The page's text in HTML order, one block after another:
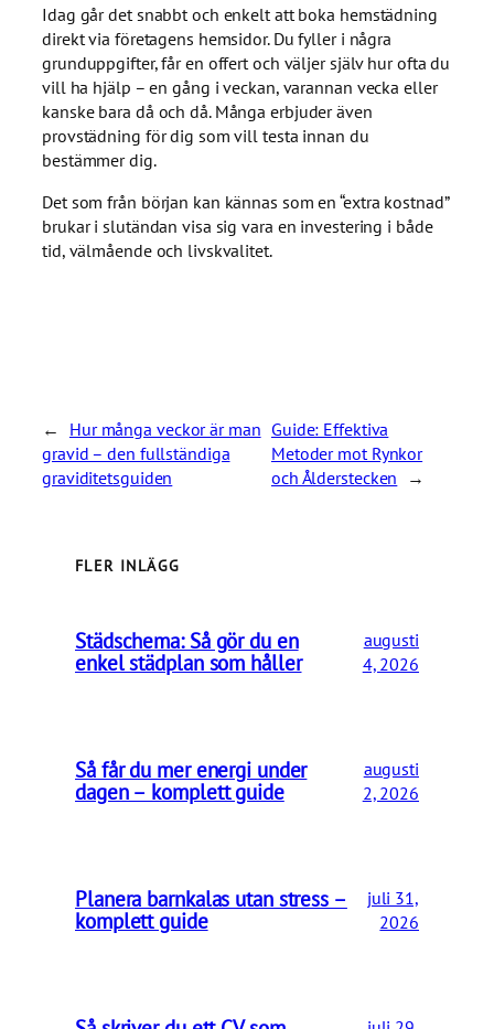
Idag går det snabbt och enkelt att boka hemstädning
direkt via företagens hemsidor. Du fyller i några
grunduppgifter, får en offert och väljer själv hur ofta du
vill ha hjälp – en gång i veckan, varannan vecka eller
kanske bara då och då. Många erbjuder även
provstädning för dig som vill testa innan du
bestämmer dig.
Det som från början kan kännas som en “extra kostnad”
brukar i slutändan visa sig vara en investering i både
tid, välmående och livskvalitet.
←
Hur många veckor är man
gravid – den fullständiga
graviditetsguiden
Guide: Effektiva
Metoder mot Rynkor
och Ålderstecken
→
FLER INLÄGG
Städschema: Så gör du en
enkel städplan som håller
augusti
4, 2026
Så får du mer energi under
dagen – komplett guide
augusti
2, 2026
Planera barnkalas utan stress –
komplett guide
juli 31,
2026